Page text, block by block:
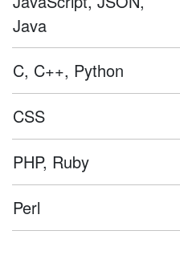
Java
C, C++, Python
CSS
PHP, Ruby
Perl